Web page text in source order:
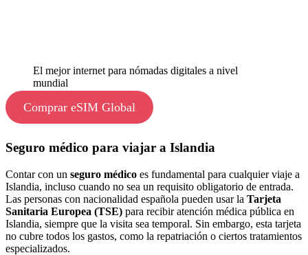
El mejor internet para nómadas digitales a nivel
mundial
Comprar eSIM Global
Seguro médico para viajar a Islandia
Contar con un seguro médico es fundamental para cualquier viaje a
Islandia, incluso cuando no sea un requisito obligatorio de entrada.
Las personas con nacionalidad española pueden usar la Tarjeta
Sanitaria Europea (TSE) para recibir atención médica pública en
Islandia, siempre que la visita sea temporal. Sin embargo, esta tarjeta
no cubre todos los gastos, como la repatriación o ciertos tratamientos
especializados.